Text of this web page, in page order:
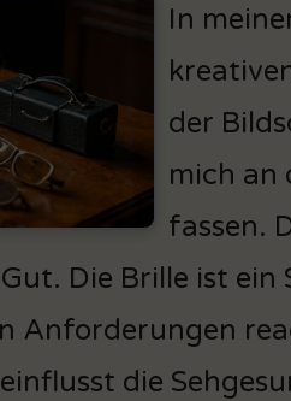
In
der
mich an
fassen.
Die Brille ist
Anforderungen
die